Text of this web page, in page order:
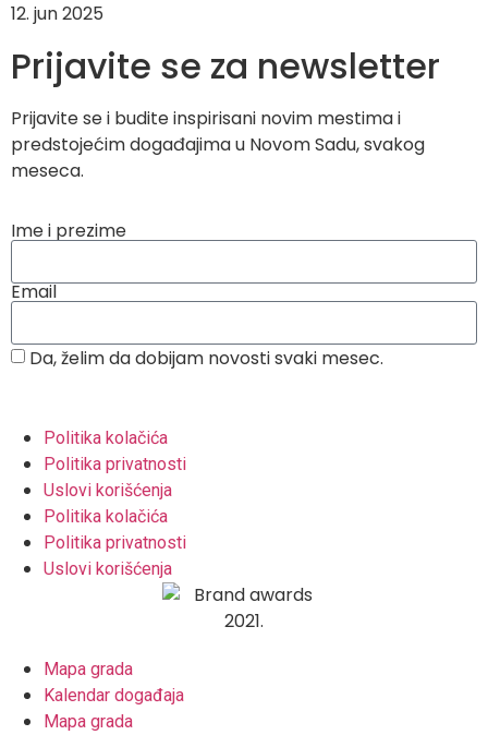
12. jun 2025
Prijavite se za newsletter
Prijavite se i budite inspirisani novim mestima i
predstojećim događajima u Novom Sadu, svakog
meseca.
Ime i prezime
Email
Da, želim da dobijam novosti svaki mesec.
Politika kolačića
Politika privatnosti
Uslovi korišćenja
Politika kolačića
Politika privatnosti
Uslovi korišćenja
Mapa grada
Kalendar događaja
Mapa grada